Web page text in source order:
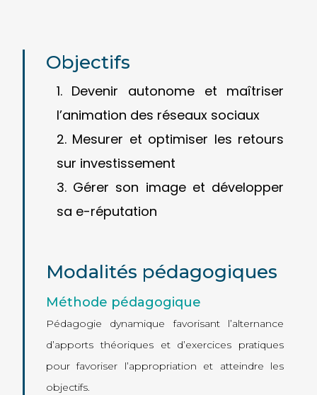
Objectifs
Devenir autonome et maîtriser
l’animation des réseaux sociaux
Mesurer et optimiser les retours
sur investissement
Gérer son image et développer
sa e-réputation
Modalités pédagogiques
Méthode pédagogique
Pédagogie dynamique favorisant l’alternance
d’apports théoriques et d’exercices pratiques
pour favoriser l’appropriation et atteindre les
objectifs.